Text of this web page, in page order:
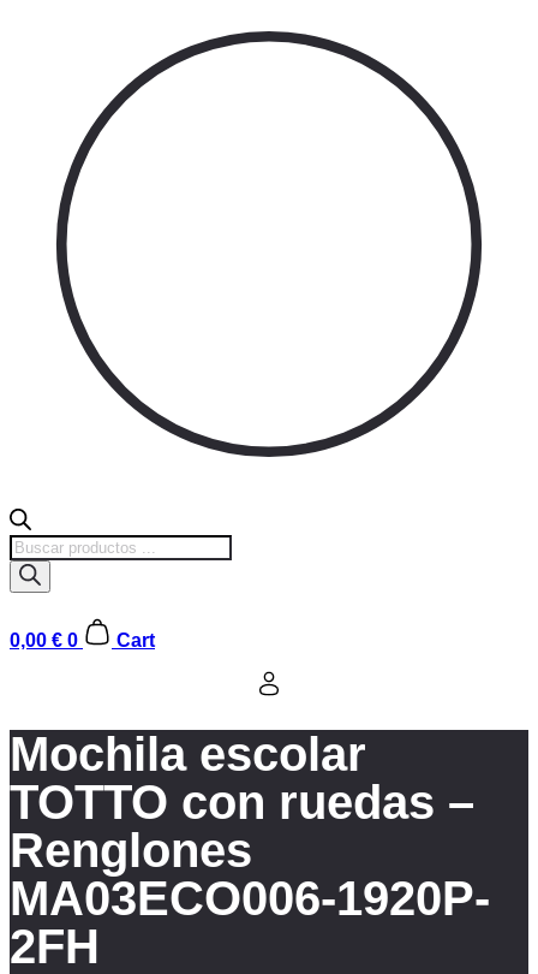
Búsqueda
de
productos
0,00 € 0 Cart
Mochila escolar
TOTTO con ruedas –
Renglones
MA03ECO006-1920P-
2FH